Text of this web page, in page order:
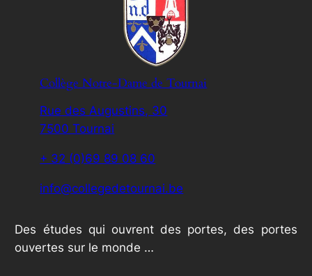
Collège Notre-Dame de Tournai
Rue des Augustins, 30
7500 Tournai
+ 32 (0)69 89 08 60
info@collegedetournai.be
Des études qui ouvrent des portes, des portes
ouvertes sur le monde …